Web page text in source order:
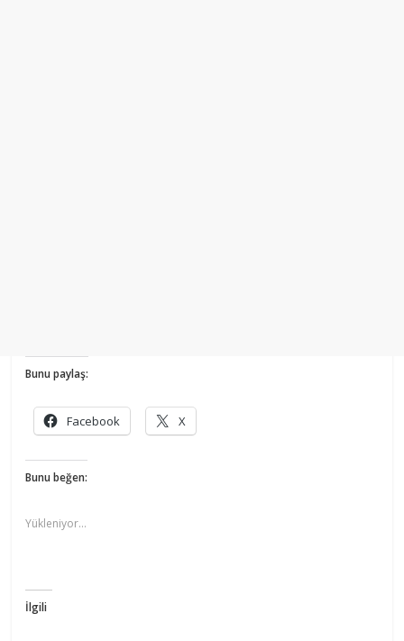
Bunu paylaş:
Facebook X
Bunu beğen:
Yükleniyor...
İlgili